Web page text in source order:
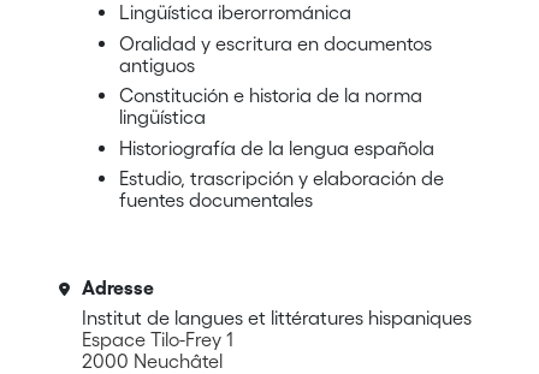
Lingüística iberorrománica
Oralidad y escritura en documentos
antiguos
Constitución e historia de la norma
lingüística
Historiografía de la lengua española
Estudio, trascripción y elaboración de
fuentes documentales
Adresse
Institut de langues et littératures hispaniques
Espace Tilo-Frey 1
2000 Neuchâtel